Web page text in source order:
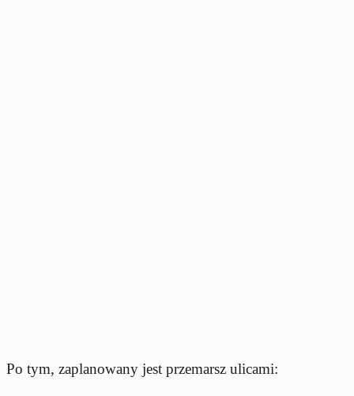
Po tym, zaplanowany jest przemarsz ulicami: